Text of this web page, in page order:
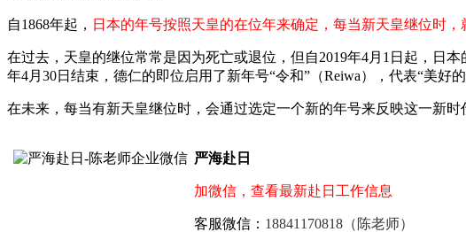
自1868年起， 日本的年号按照天皇的在位年来确定，每当新天皇继位时，
在过去，天皇的继位常常是因为死亡或退位，但自2019年4月1日起，日
年4月30日结束，德仁的即位启用了新年号“令和”（Reiwa），代表“美好
在未来，每当有新天皇继位时，会通过选定一个新的年号来反映这一新时
严海赴日
加微信，查看最新赴日工作信息
客服微信： 18841170818（陈老师）